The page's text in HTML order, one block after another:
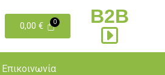
0,00€ B2B
Επικοινωνία